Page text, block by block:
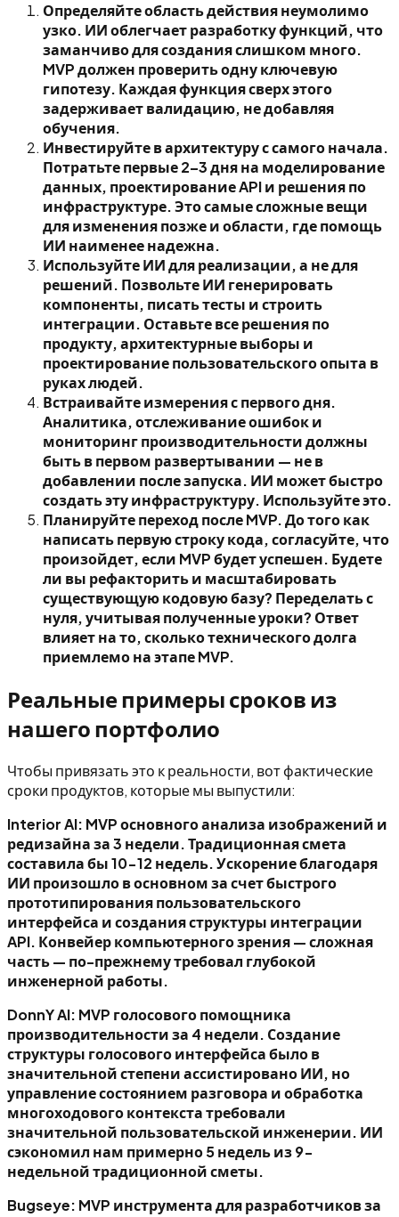
Определяйте область действия неумолимо
узко. ИИ облегчает разработку функций, что
заманчиво для создания слишком много.
MVP должен проверить одну ключевую
гипотезу. Каждая функция сверх этого
задерживает валидацию, не добавляя
обучения.
Инвестируйте в архитектуру с самого начала.
Потратьте первые 2–3 дня на моделирование
данных, проектирование API и решения по
инфраструктуре. Это самые сложные вещи
для изменения позже и области, где помощь
ИИ наименее надежна.
Используйте ИИ для реализации, а не для
решений. Позвольте ИИ генерировать
компоненты, писать тесты и строить
интеграции. Оставьте все решения по
продукту, архитектурные выборы и
проектирование пользовательского опыта в
руках людей.
Встраивайте измерения с первого дня.
Аналитика, отслеживание ошибок и
мониторинг производительности должны
быть в первом развертывании — не в
добавлении после запуска. ИИ может быстро
создать эту инфраструктуру. Используйте это.
Планируйте переход после MVP. До того как
написать первую строку кода, согласуйте, что
произойдет, если MVP будет успешен. Будете
ли вы рефакторить и масштабировать
существующую кодовую базу? Переделать с
нуля, учитывая полученные уроки? Ответ
влияет на то, сколько технического долга
приемлемо на этапе MVP.
Реальные примеры сроков из
нашего портфолио
Чтобы привязать это к реальности, вот фактические
сроки продуктов, которые мы выпустили:
Interior AI: MVP основного анализа изображений и
редизайна за 3 недели. Традиционная смета
составила бы 10-12 недель. Ускорение благодаря
ИИ произошло в основном за счет быстрого
прототипирования пользовательского
интерфейса и создания структуры интеграции
API. Конвейер компьютерного зрения — сложная
часть — по-прежнему требовал глубокой
инженерной работы.
DonnY AI: MVP голосового помощника
производительности за 4 недели. Создание
структуры голосового интерфейса было в
значительной степени ассистировано ИИ, но
управление состоянием разговора и обработка
многоходового контекста требовали
значительной пользовательской инженерии. ИИ
сэкономил нам примерно 5 недель из 9-
недельной традиционной сметы.
Bugseye: MVP инструмента для разработчиков за